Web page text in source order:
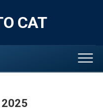
CAT